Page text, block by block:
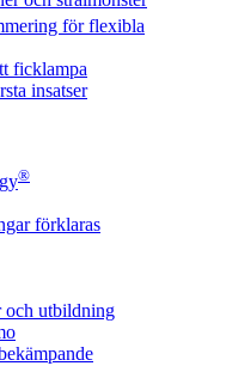
för flexibla
ficklampa
insatser
®
förklaras
och utbildning